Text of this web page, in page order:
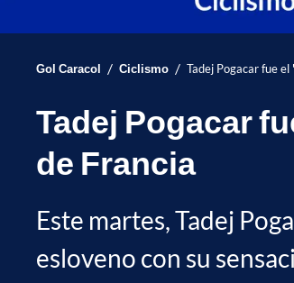
Gol Caracol / Ciclismo / Tadej Pogacar fue
Tadej Pogacar
de Francia
Este martes, Tadej
esloveno con su